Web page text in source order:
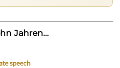
Jahren...
speech